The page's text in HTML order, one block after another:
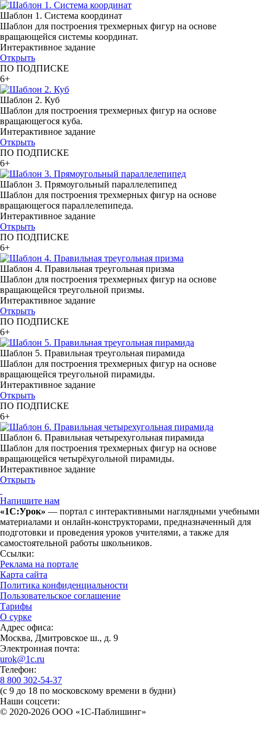
Шаблон 1. Система координат
Шаблон для построения трехмерных фигур на основе
вращающейся системы координат.
Интерактивное задание
Открыть
ПО ПОДПИСКЕ
6+
Шаблон 2. Куб
Шаблон для построения трехмерных фигур на основе
вращающегося куба.
Интерактивное задание
Открыть
ПО ПОДПИСКЕ
6+
Шаблон 3. Прямоугольный параллелепипед
Шаблон для построения трехмерных фигур на основе
вращающегося параллелепипеда.
Интерактивное задание
Открыть
ПО ПОДПИСКЕ
6+
Шаблон 4. Правильная треугольная призма
Шаблон для построения трехмерных фигур на основе
вращающейся треугольной призмы.
Интерактивное задание
Открыть
ПО ПОДПИСКЕ
6+
Шаблон 5. Правильная треугольная пирамида
Шаблон для построения трехмерных фигур на основе
вращающейся треугольной пирамиды.
Интерактивное задание
Открыть
ПО ПОДПИСКЕ
6+
Шаблон 6. Правильная четырехугольная пирамида
Шаблон для построения трехмерных фигур на основе
вращающейся четырёхугольной пирамиды.
Интерактивное задание
Открыть
Напишите нам
«1С:Урок» — портал с интерактивными наглядными учебными
материалами и онлайн-конструкторами, предназначенный для
подготовки и проведения уроков учителями, а также для
самостоятельной работы школьников.
Ссылки:
Реклама на портале
Карта сайта
Политика конфиденциальности
Пользовательское соглашение
Тарифы
О сурке
Адрес офиса:
Москва, Дмитровское ш., д. 9
Электронная почта:
urok@1c.ru
Телефон:
8 800 302-54-37
(с 9 до 18 по московскому времени в будни)
Наши соцсети:
© 2020-2026 OOO «1С-Паблишинг»